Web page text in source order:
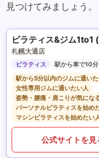
見つけてみましょう。
ピラティス&ジム
札幌大通店
ピラティス
駅から車で10分
駅から5分以内のジムに通いた
女性専用ジムに通いたい人
姿勢・腰痛・肩こりが気にな
パーソナルピラティスを始め
マシンピラティスを始めたい
公式サイトを見